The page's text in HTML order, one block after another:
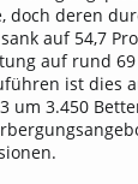
doch deren
auf 54,7
auf rund
ist dies
um 3.450